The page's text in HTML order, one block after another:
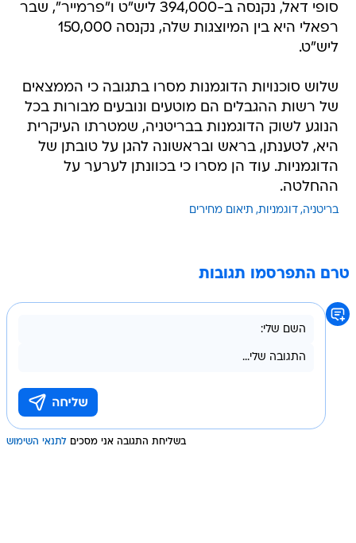
סופי דאל, נקנסה ב-394,000 ליש"ט ו"פרמייר", שבר
רפאלי היא בין המיוצגות שלה, נקנסה 150,000
ליש"ט.
שלוש סוכנויות הדוגמנות מסרו בתגובה כי הממצאים
של רשות ההגבלים הם מוטעים ונובעים מבורות בכל
הנוגע לשוק הדוגמנות בבריטניה, שמטרתו העיקרית
היא, לטענתן, בראש ובראשונה להגן על טובתן של
הדוגמניות. עוד הן מסרו כי בכוונתן לערער על
ההחלטה.
בריטניה דוגמניות תיאום מחירים
טרם התפרסמו תגובות
בשליחת התגובה אני מסכים לתנאי השימוש